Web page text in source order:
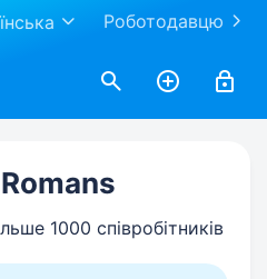
Роботодавцю
1000 співробітників